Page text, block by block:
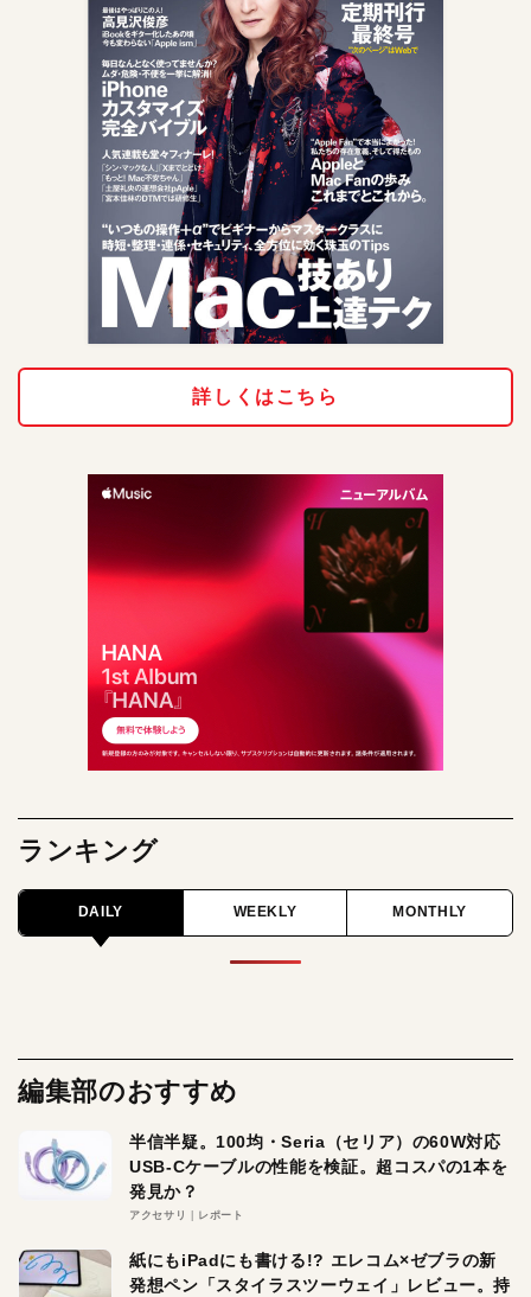
詳しくはこちら
ランキング
DAILY WEEKLY MONTHLY
編集部のおすすめ
半信半疑。100均・Seria（セリア）の60W対応
USB-Cケーブルの性能を検証。超コスパの1本を
発見か？
アクセサリ レポート
紙にもiPadにも書ける!? エレコム×ゼブラの新
発想ペン「スタイラスツーウェイ」レビュー。持